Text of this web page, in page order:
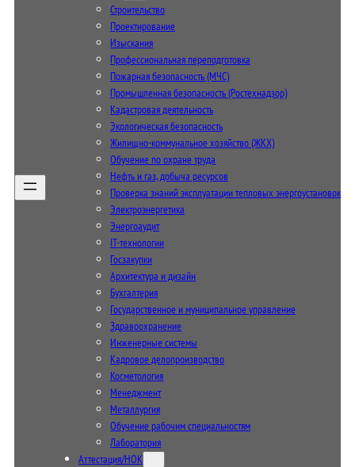
Строительство
Проектирование
Изыскания
Профессиональная переподготовка
Пожарная безопасность (МЧС)
Промышленная безопасность (Ростехнадзор)
Кадастровая деятельность
Экологическая безопасность
Жилищно-коммунальное хозяйство (ЖКХ)
Обучение по охране труда
Нефть и газ, добыча ресурсов
Проверка знаний эксплуатации тепловых энергоустановок
Электроэнергетика
Энергоаудит
IT-технологии
Госзакупки
Архитектура и дизайн
Бухгалтерия
Государственное и муниципальное управление
Здравоохранение
Инженерные системы
Кадровое делопроизводство
Косметология
Менеджмент
Металлургия
Обучение рабочим специальностям
Лаборатория
Аттестация/НОК